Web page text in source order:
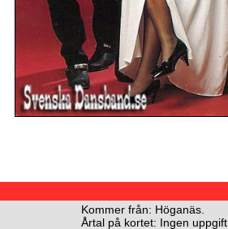
Kommer från: Höganäs.
Årtal på kortet: Ingen uppgift.